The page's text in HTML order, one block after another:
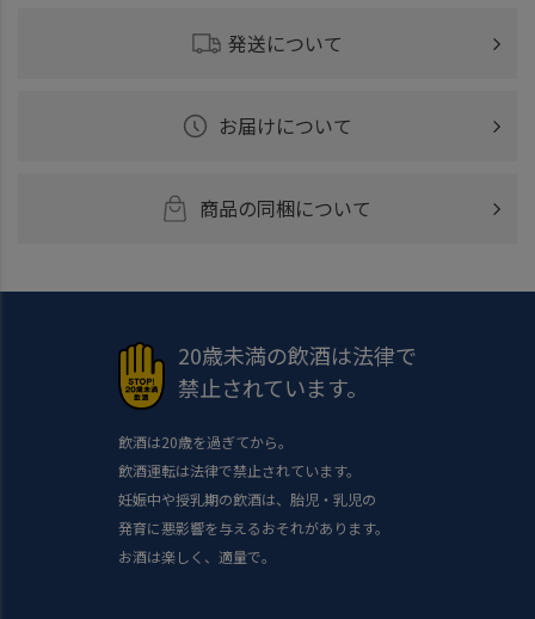
発送について
お届けについて
商品の同梱について
20歳未満の飲酒は法律で
禁止されています。
飲酒は20歳を過ぎてから。
飲酒運転は法律で禁止されています。
妊娠中や授乳期の飲酒は、胎児・乳児の
発育に悪影響を与えるおそれがあります。
お酒は楽しく、適量で。